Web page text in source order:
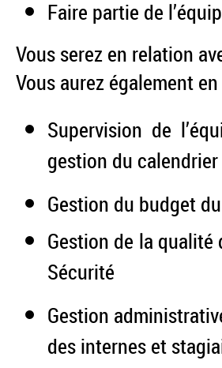
Faire partie de
Vous serez en relation
Vous aurez également
Supervision de
gestion du
Gestion du budget
Gestion de la qualité
Sécurité
Gestion
des internes et